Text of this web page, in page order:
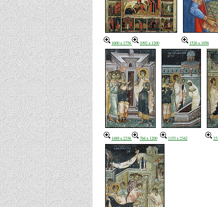
1600 x 1758 1092 x 1200 1526 x 1856
1488 x 2336 764 x 1200 1153 x 2342